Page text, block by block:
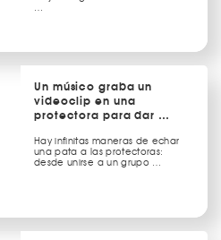
…
Un músico graba un
videoclip en una
protectora para dar …
Hay infinitas maneras de echar
una pata a las protectoras:
desde unirse a un grupo …